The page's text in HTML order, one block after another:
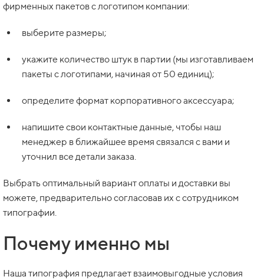
фирменных пакетов с логотипом компании:
выберите размеры;
укажите количество штук в партии (мы изготавливаем
пакеты с логотипами, начиная от 50 единиц);
определите формат корпоративного аксессуара;
напишите свои контактные данные, чтобы наш
менеджер в ближайшее время связался с вами и
уточнил все детали заказа.
Выбрать оптимальный вариант оплаты и доставки вы
можете, предварительно согласовав их с сотрудником
типографии.
Почему именно мы
Наша типография предлагает взаимовыгодные условия